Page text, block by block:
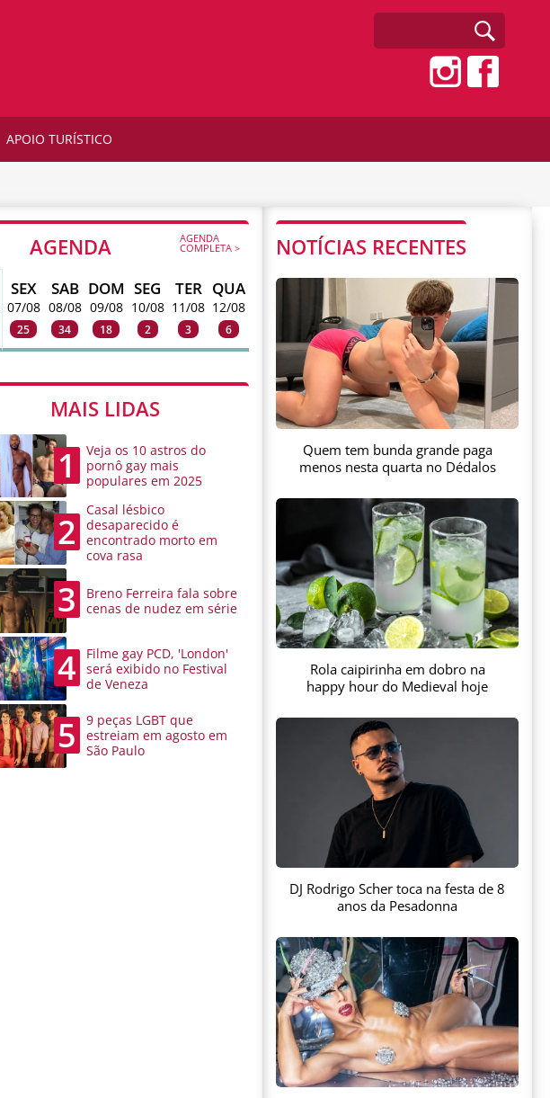
APOIO TURÍSTICO
AGENDA AGENDA
COMPLETA >
SEX
07/08
25
SAB
08/08
34
DOM
09/08
18
SEG
10/08
2
TER
11/08
3
QUA
12/08
6
MAIS LIDAS
1
Veja os 10 astros do
pornô gay mais
populares em 2025
2
Casal lésbico
desaparecido é
encontrado morto em
cova rasa
3
Breno Ferreira fala sobre
cenas de nudez em série
4
Filme gay PCD, 'London'
será exibido no Festival
de Veneza
5
9 peças LGBT que
estreiam em agosto em
São Paulo
NOTÍCIAS RECENTES
Quem tem bunda grande paga
menos nesta quarta no Dédalos
Rola caipirinha em dobro na
happy hour do Medieval hoje
DJ Rodrigo Scher toca na festa de 8
anos da Pesadonna